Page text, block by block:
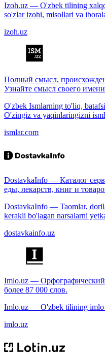
Izoh.uz — O'zbek tilining
so'zlar izohi, misollari va
izoh.uz
Полный смысл,
Узнайте смысл своего
O'zbek Ismlarning to'liq,
O'zingiz va yaqinlaringizni
ismlar.com
DostavkaInfo — Каталог
еды, лекарств, книг и
DostavkaInfo — Taomlar,
kerakli bo'lagan narsalarni
dostavkainfo.uz
Imlo.uz — Орфографический
более 87 000 слов.
Imlo.uz — O'zbek tilining imlo
imlo.uz